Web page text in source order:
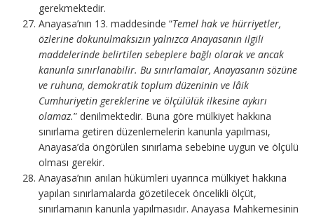
gerekmektedir.
Anayasa’nın 13. maddesinde “Temel hak ve hürriyetler,
özlerine dokunulmaksızın yalnızca Anayasanın ilgili
maddelerinde belirtilen sebeplere bağlı olarak ve ancak
kanunla sınırlanabilir. Bu sınırlamalar, Anayasanın sözüne
ve ruhuna, demokratik toplum düzeninin ve lâik
Cumhuriyetin gereklerine ve ölçülülük ilkesine aykırı
olamaz.” denilmektedir. Buna göre mülkiyet hakkına
sınırlama getiren düzenlemelerin kanunla yapılması,
Anayasa’da öngörülen sınırlama sebebine uygun ve ölçülü
olması gerekir.
Anayasa’nın anılan hükümleri uyarınca mülkiyet hakkına
yapılan sınırlamalarda gözetilecek öncelikli ölçüt,
sınırlamanın kanunla yapılmasıdır. Anayasa Mahkemesinin